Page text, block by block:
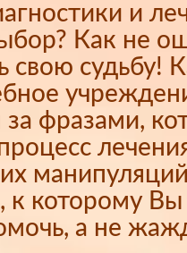
и
Как не
свою судьбу!
за фразами,
к которому
а не